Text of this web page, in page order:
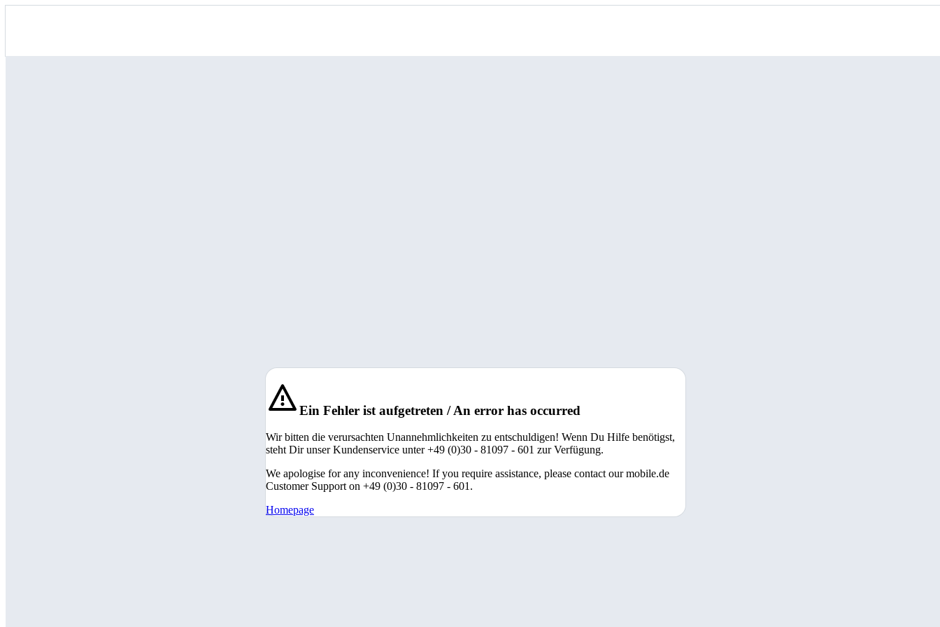
Ein Fehler ist aufgetreten / An error has occurred
Wir bitten die verursachten Unannehmlichkeiten zu entschuldigen! Wenn Du Hilfe benötigst,
steht Dir unser Kundenservice unter +49 (0)30 - 81097 - 601 zur Verfügung.
We apologise for any inconvenience! If you require assistance, please contact our mobile.de
Customer Support on +49 (0)30 - 81097 - 601.
Homepage